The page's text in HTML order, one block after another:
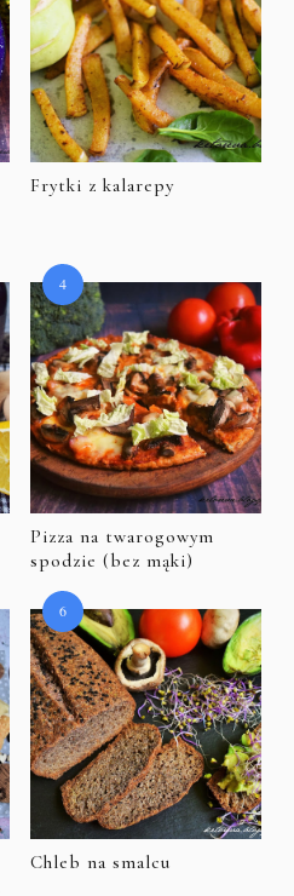
Frytki z kalarepy
Pizza na twarogowym
spodzie (bez mąki)
Chleb na smalcu